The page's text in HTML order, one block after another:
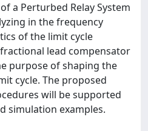
a Perturbed Relay System
in the frequency
of the limit cycle
lead compensator
purpose of shaping the
cycle. The proposed
will be supported
simulation examples.